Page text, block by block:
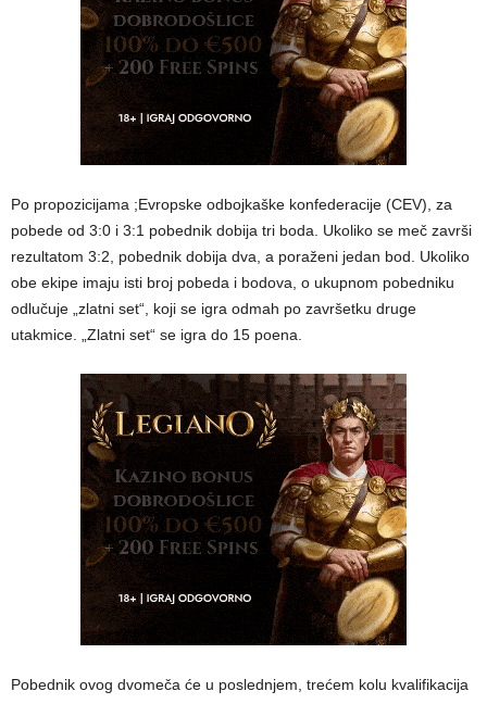
Po propozicijama ;Evropske odbojkaške konfederacije (CEV), za
pobede od 3:0 i 3:1 pobednik dobija tri boda. Ukoliko se meč završi
rezultatom 3:2, pobednik dobija dva, a poraženi jedan bod. Ukoliko
obe ekipe imaju isti broj pobeda i bodova, o ukupnom pobedniku
odlučuje „zlatni set“, koji se igra odmah po završetku druge
utakmice. „Zlatni set“ se igra do 15 poena.
Pobednik ovog dvomeča će u poslednjem, trećem kolu kvalifikacija